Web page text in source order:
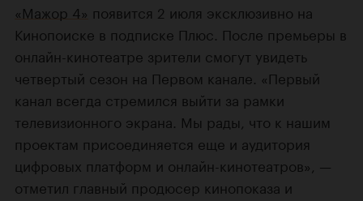
«Мажор 4» появится 2 июля эксклюзивно на
Кинопоиске в подписке Плюс. После премьеры в
онлайн-кинотеатре зрители смогут увидеть
четвертый сезон на Первом канале. «Первый
канал всегда стремился выйти за рамки
телевизионного экрана. Мы рады, что к нашим
проектам присоединяется еще и аудитория
цифровых платформ и онлайн-кинотеатров», —
отметил главный продюсер кинопоказа и